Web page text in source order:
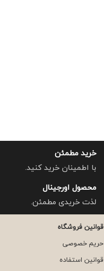
خرید مطمئن
با اطمینان خرید کنید.
محصول اورجینال
لذت خریدی مطمئن.
قوانین فروشگاه
حریم خصوصی
قوانین استفاده